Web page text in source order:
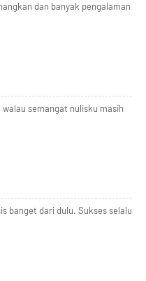
dan banyak pengalaman
semangat nulisku masih
banget dari dulu. Sukses selalu